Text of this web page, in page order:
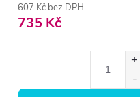
607 Kč bez DPH
735 Kč